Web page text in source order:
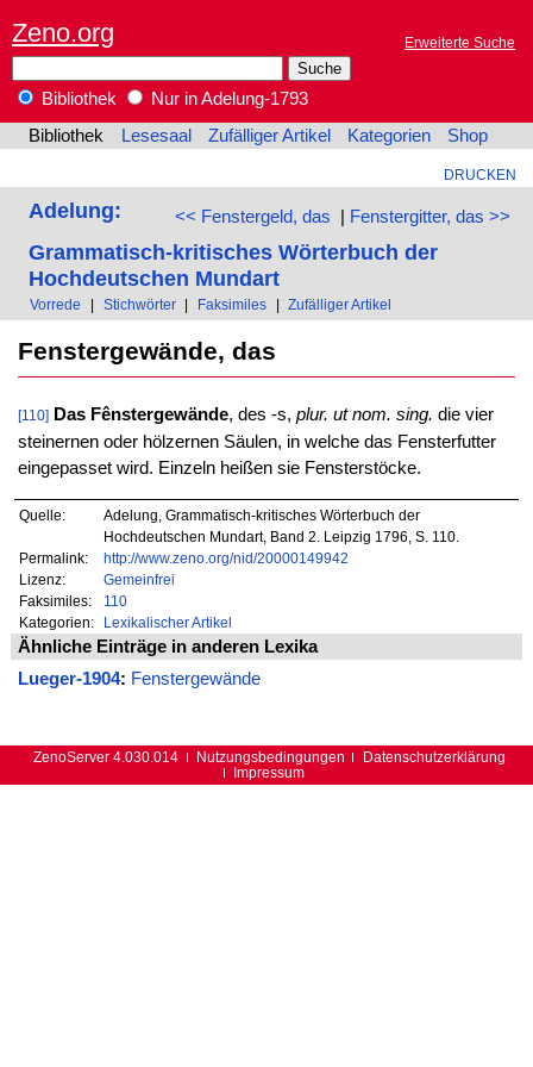
Zeno.org Erweiterte Suche
Bibliothek
Nur in Adelung-1793
Bibliothek
Lesesaal Zufälliger Artikel Kategorien Shop
DRUCKEN
<< Fenstergeld, das | Fenstergitter, das >>
Adelung:
Grammatisch-kritisches Wörterbuch der
Hochdeutschen Mundart
Vorrede | Stichwörter | Faksimiles | Zufälliger Artikel
Fenstergewände, das
[110] Das Fênstergewände, des -s, plur. ut nom. sing. die vier
steinernen oder hölzernen Säulen, in welche das Fensterfutter
eingepasset wird. Einzeln heißen sie Fensterstöcke.
Quelle:
Adelung, Grammatisch-kritisches Wörterbuch der
Hochdeutschen Mundart, Band 2. Leipzig 1796, S. 110.
Permalink:
http://www.zeno.org/nid/20000149942
Lizenz:
Gemeinfrei
Faksimiles:
110
Kategorien:
Lexikalischer Artikel
Ähnliche Einträge in anderen Lexika
Lueger-1904: Fenstergewände
ZenoServer 4.030.014 Nutzungsbedingungen
Datenschutzerklärung
Impressum